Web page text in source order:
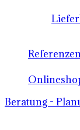
Beratung -